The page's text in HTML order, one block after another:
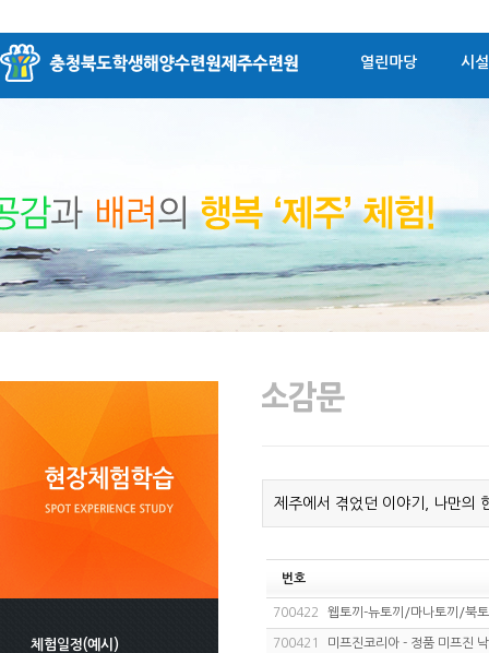
열린마당 시
체험일정(예시)
제주에서 겪었던 이야기, 나만의
번호
700422 웹토끼-뉴토끼/마나토끼/북
700421 미프진코리아 - 정품 미프진